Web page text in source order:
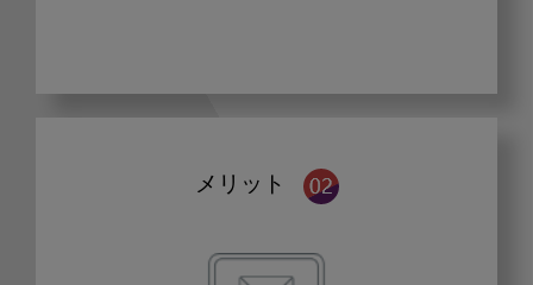
メリット